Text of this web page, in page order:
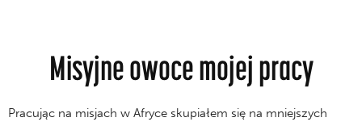
Misyjne owoce mojej pracy
Pracując na misjach w Afryce skupiałem się na mniejszych